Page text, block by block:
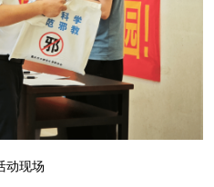
动现场